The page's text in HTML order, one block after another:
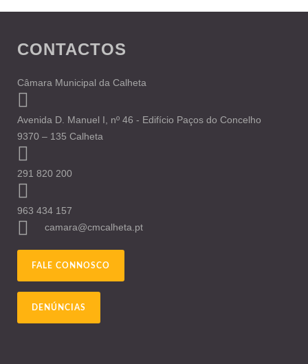
CONTACTOS
Câmara Municipal da Calheta
Avenida D. Manuel I, nº 46 - Edifício Paços do Concelho
9370 – 135 Calheta
291 820 200
963 434 157
camara@cmcalheta.pt
FALE CONNOSCO
DENÚNCIAS